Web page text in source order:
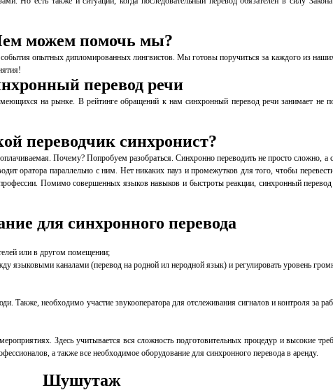
можем помочь мы?
опытных дипломированных лингвистов. Мы готовы поручиться за каждого из
перевод речи
на рынке. В рейтинге обращений к нам синхронный перевод речи занимает не
переводчик синхронист?
Почему? Попробуем разобраться. Синхронно переводить не просто сложно,
оратора параллельно с ним. Нет никаких пауз и промежутков для того, чтобы
Помимо совершенных языков навыков и быстроты реакции, синхронный перевод
для синхронного перевода
или в другом помещении;
языковыми каналами (перевод на родной ил неродной язык) и регулировать уровень
Также, необходимо участие звукооператора для отслеживания сигналов и контроля за
Здесь учитывается вся сложность подготовительных процедур и высокие
а также все необходимое оборудование для синхронного перевода в аренду.
Шушутаж